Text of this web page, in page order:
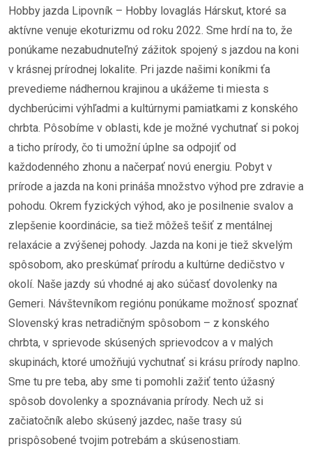
Hobby jazda Lipovník – Hobby lovaglás Hárskut, ktoré sa
aktívne venuje ekoturizmu od roku 2022. Sme hrdí na to, že
ponúkame nezabudnuteľný zážitok spojený s jazdou na koni
v krásnej prírodnej lokalite. Pri jazde našimi koníkmi ťa
prevedieme nádhernou krajinou a ukážeme ti miesta s
dychberúcimi výhľadmi a kultúrnymi pamiatkami z konského
chrbta. Pôsobíme v oblasti, kde je možné vychutnať si pokoj
a ticho prírody, čo ti umožní úplne sa odpojiť od
každodenného zhonu a načerpať novú energiu. Pobyt v
prírode a jazda na koni prináša množstvo výhod pre zdravie a
pohodu. Okrem fyzických výhod, ako je posilnenie svalov a
zlepšenie koordinácie, sa tiež môžeš tešiť z mentálnej
relaxácie a zvýšenej pohody. Jazda na koni je tiež skvelým
spôsobom, ako preskúmať prírodu a kultúrne dedičstvo v
okolí. Naše jazdy sú vhodné aj ako súčasť dovolenky na
Gemeri. Návštevníkom regiónu ponúkame možnosť spoznať
Slovenský kras netradičným spôsobom – z konského
chrbta, v sprievode skúsených sprievodcov a v malých
skupinách, ktoré umožňujú vychutnať si krásu prírody naplno.
Sme tu pre teba, aby sme ti pomohli zažiť tento úžasný
spôsob dovolenky a spoznávania prírody. Nech už si
začiatočník alebo skúsený jazdec, naše trasy sú
prispôsobené tvojim potrebám a skúsenostiam.